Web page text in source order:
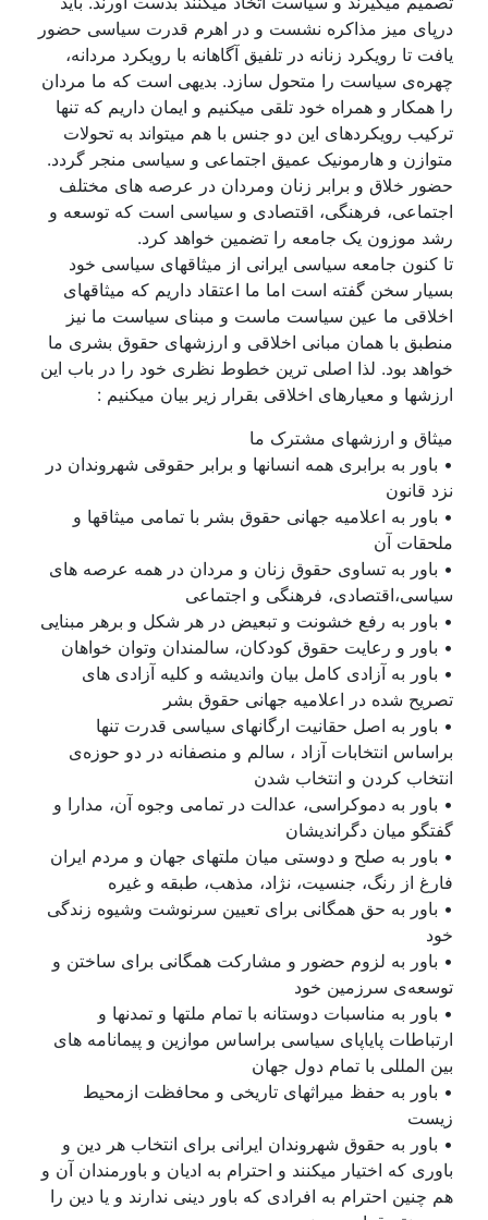
درپای ميز مذاکره نشست و در اهرم قدرت سياسی حضور
يافت تا رويکرد زنانه در تلفيق آگاهانه با رويکرد مردانه،
چهرەی سياست را متحول سازد. بديهی است که ما مردان
را همکار و همراه خود تلقی ميکنيم و ايمان داريم که تنها
ترکيب رويکردهای اين دو جنس با هم ميتواند به تحولات
متوازن و هارمونيک عميق اجتماعی و سياسی منجر گردد.
حضور خلاق و برابر زنان ومردان در عرصه های مختلف
اجتماعی، فرهنگی، اقتصادی و سياسی است که توسعه و
رشد موزون يک جامعه را تضمين خواهد کرد.
تا کنون جامعه سياسی ايرانی از ميثاقهای سياسی خود
بسيار سخن گفته است اما ما اعتقاد داريم که ميثاقهای
اخلاقی ما عين سياست ماست و مبنای سياست ما نيز
منطبق با همان مبانی اخلاقی و ارزشهای حقوق بشری ما
خواهد بود. لذا اصلی ترين خطوط نظری خود را در باب اين
ارزشها و معيارهای اخلاقی بقرار زير بيان ميکنيم :
ميثاق و ارزشهای مشترک ما
• باور به برابری همه انسانها و برابر حقوقی شهروندان در
نزد قانون
• باور به اعلاميه جهانی حقوق بشر با تمامی ميثاقها و
ملحقات آن
• باور به تساوی حقوق زنان و مردان در همه عرصه های
سياسی،اقتصادی، فرهنگی و اجتماعی
• باور به رفع خشونت و تبعيض در هر شکل و برهر مبنايی
• باور و رعايت حقوق کودکان، سالمندان وتوان خواهان
• باور به آزادی کامل بيان وانديشه و کليه آزادی های
تصريح شده در اعلاميه جهانی حقوق بشر
• باور به اصل حقانيت ارگانهای سياسی قدرت تنها
براساس انتخابات آزاد ، سالم و منصفانه در دو حوزەی
انتخاب کردن و انتخاب شدن
• باور به دموکراسی، عدالت در تمامی وجوه آن، مدارا و
گفتگو ميان دگرانديشان
• باور به صلح و دوستی ميان ملتهای جهان و مردم ايران
فارغ از رنگ، جنسيت، نژاد، مذهب، طبقه و غيره
• باور به حق همگانی برای تعيين سرنوشت وشيوه زندگی
خود
• باور به لزوم حضور و مشارکت همگانی برای ساختن و
توسعەی سرزمين خود
• باور به مناسبات دوستانه با تمام ملتها و تمدنها و
ارتباطات پاياپای سياسی براساس موازين و پيمانامه های
بين المللی با تمام دول جهان
• باور به حفظ ميراثهای تاريخی و محافظت ازمحيط
زيست
• باور به حقوق شهروندان ايرانی برای انتخاب هر دين و
باوری که اختيار ميکنند و احترام به اديان و باورمندان آن و
هم چنين احترام به افرادی که باور دينی ندارند و يا دين را